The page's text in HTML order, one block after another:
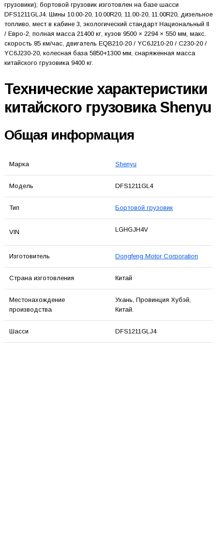
грузовики); бортовой грузовик изготовлен на базе шасси
DFS1211GLJ4. Шины 10.00-20, 10.00R20, 11.00-20, 11.00R20, дизельное
топливо, мест в кабине 3, экологический стандарт Национальный II
/ Евро-2, полная масса 21400 кг, кузов 9500 × 2294 × 550 мм, макс.
скорость 85 км/час, двигатель EQB210-20 / YC6J210-20 / C230-20 /
YC6J230-20, колесная база 5850+1300 мм, снаряженная масса
китайского грузовика 9400 кг.
Технические характеристики
китайского грузовика Shenyu
Общая информация
Марка Shenyu
Модель DFS1211GL4
Тип Бортовой грузовик
VIN LGHGJH4V
Изготовитель Dongfeng Motor Corporation
Страна изготовления Китай
Местонахождение
производства
Ухань, Провинция Хубэй,
Китай.
Шасси DFS1211GLJ4